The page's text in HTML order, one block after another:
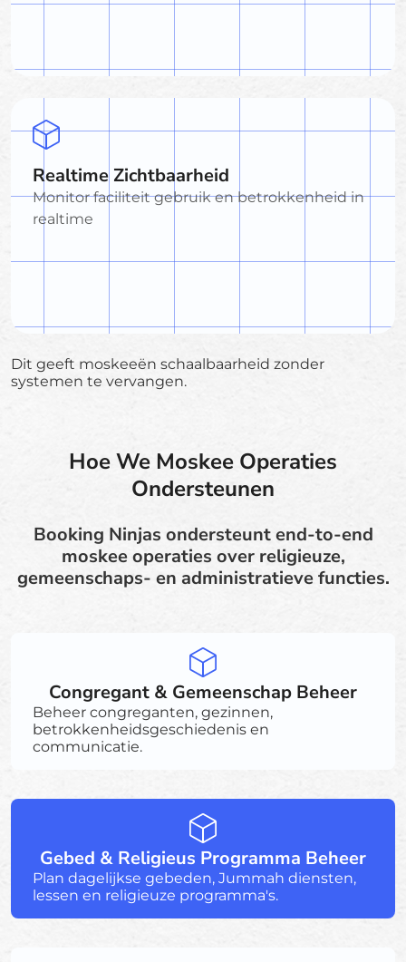
Realtime Zichtbaarheid
Monitor faciliteit gebruik en betrokkenheid in
realtime
Dit geeft moskeeën schaalbaarheid zonder
systemen te vervangen.
Hoe We Moskee Operaties
Ondersteunen
Booking Ninjas ondersteunt end-to-end
moskee operaties over religieuze,
gemeenschaps- en administratieve functies.
Congregant & Gemeenschap Beheer
Beheer congreganten, gezinnen,
betrokkenheidsgeschiedenis en
communicatie.
Gebed & Religieus Programma Beheer
Plan dagelijkse gebeden, Jummah diensten,
lessen en religieuze programma's.